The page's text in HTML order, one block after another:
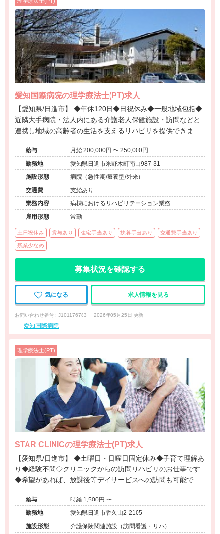
愛知国際病院の理学療法士(PT)求人
【愛知県/日進市】 ◆年休120日◆日祝休み◆一般地域包括◆
近隣大手病院・法人内にある介護老人保健施設・訪問などと
連携し地域の高齢者の生活を支えるリハビリを提供できます
◆リハビリ職の募集です◆
給与
月給 200,000円 〜 250,000円
勤務地
愛知県日進市米野木町南山987-31
施設形態
病院（急性期/療養型/外来）
交通費
支給あり
業務内容
病棟におけるリハビリテーション業務
雇用形態
常勤
土日祝休み 賞与あり 住宅手当あり 扶養手当あり 交通費手当あり
残業少なめ
募集状況を確認する
気になる 求人情報を見る
お問い合わせ番号 : J101176783 2026年05月25日 更新
愛知国際病院
理学療法士(PT)
STAR CLINICの理学療法士(PT)求人
【愛知県/日進市】 ◆土曜日・日曜日固定休み◆子育て理解あ
り◆経験不問◇クリニックからの訪問リハビリのお仕事です
◆希望があれば、放課後等デイサービスへの訪問も可能です
め、これまでの経験を活かしたリハビリテーションが可能で
す◆名古屋市内もご自宅に近い先での訪問も可能です◆離職
率低い◆時期先の方でも応募可能です
給与
時給 1,500円 〜
勤務地
愛知県日進市香久山2-2105
施設形態
介護保険関連施設（訪問看護・リハ）